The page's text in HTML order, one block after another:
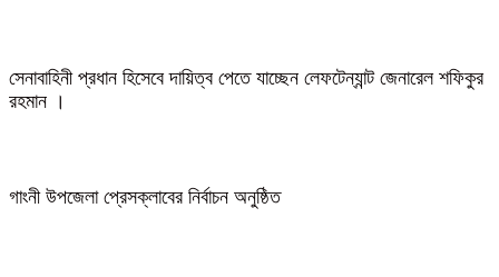
সেনাবাহিনী প্রধান হিসেবে দায়িত্ব পেতে যাচ্ছেন লেফটেন্যান্ট জেনারেল শফিকুর
রহমান ।
গাংনী উপজেলা প্রেসক্লাবের নির্বাচন অনুষ্ঠিত